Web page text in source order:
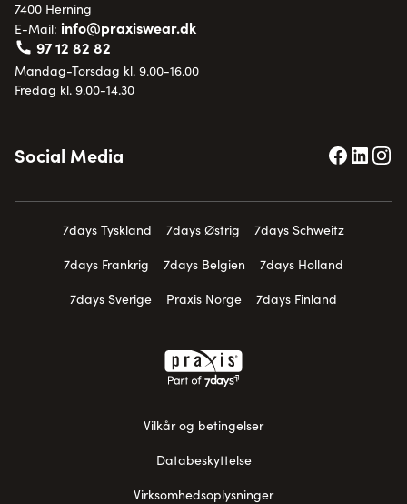
7400 Herning
E-Mail: info@praxiswear.dk
97 12 82 82
Mandag-Torsdag kl. 9.00-16.00
Fredag kl. 9.00-14.30
Social Media
7days Tyskland 7days Østrig
7days Schweitz
7days Frankrig
7days Belgien
7days Holland
7days Sverige
Praxis Norge 7days Finland
Vilkår og betingelser
Databeskyttelse
Virksomhedsoplysninger